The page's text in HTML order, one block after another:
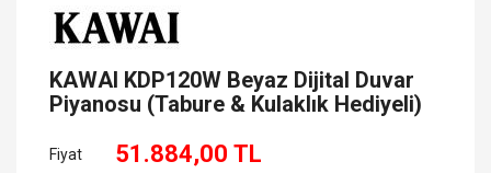
KAWAI KDP120W Beyaz Dijital Duvar
Piyanosu (Tabure & Kulaklık Hediyeli)
Fiyat 51.884,00 TL